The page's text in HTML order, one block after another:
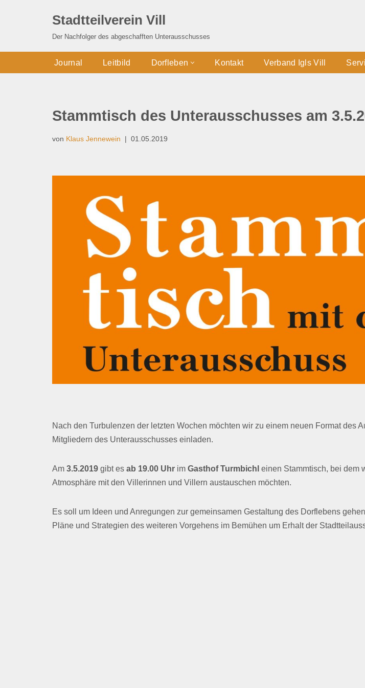
Stadtteilverein Vill
Der Nachfolger des abgeschafften Unterausschusses
Journal Leitbild Dorfleben Kontakt Verband Igls Vill
Stammtisch des Unterausschusses am
von Klaus Jennewein 01.05.2019
Nach den Turbulenzen der letzten Wochen möchten wir zu einem neuen Format des
Mitgliedern des Unterausschusses einladen.
Am 3.5.2019 gibt es ab 19.00 Uhr im Gasthof Turmbichl einen Stammtisch, bei dem
Atmosphäre mit den Villerinnen und Villern austauschen möchten.
Es soll um Ideen und Anregungen zur gemeinsamen Gestaltung des Dorflebens
Pläne und Strategien des weiteren Vorgehens im Bemühen um Erhalt der